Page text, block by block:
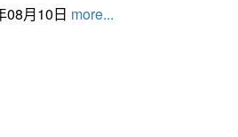
08月10日 more...